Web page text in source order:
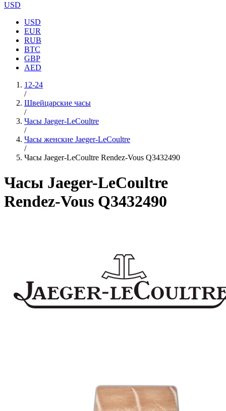
USD
USD
EUR
RUB
BTC
GBP
AED
12-24
/
Швейцарские часы
/
Часы Jaeger-LeCoultre
/
Часы женские Jaeger-LeCoultre
/
Часы Jaeger-LeCoultre Rendez-Vous Q3432490
Часы Jaeger-LeCoultre
Rendez-Vous Q3432490